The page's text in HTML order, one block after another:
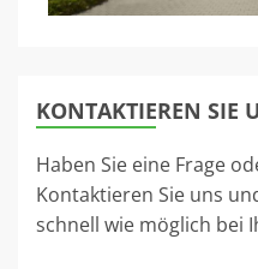
KONTAKTIEREN SIE
Haben Sie eine Frage
Kontaktieren Sie uns
schnell wie möglich bei